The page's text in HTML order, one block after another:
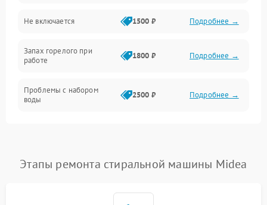
Не включается 1500 ₽ Подробнее →
Запах горелого при
работе
1800 ₽ Подробнее →
Проблемы с набором
воды
2500 ₽ Подробнее →
Замена платы управления Подробнее →
Этапы ремонта стиральной машины Midea